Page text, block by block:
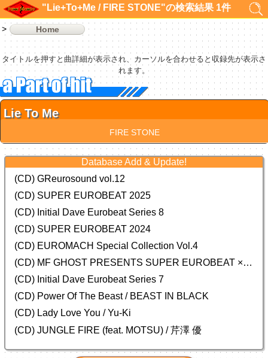
"Lie+To+Me / FIRE STONE"の検索結果 1件
Home
タイトルを押すと曲詳細が表示され、カーソルを合わせると収録先が表示さ
れます。
Lie To Me
FIRE STONE
Database Add & Update!
(CD) GReurosound vol.12
(CD) SUPER EUROBEAT 2025
(CD) Initial Dave Eurobeat Series 8
(CD) SUPER EUROBEAT 2024
(CD) EUROMACH Special Collection Vol.4
(CD) MF GHOST PRESENTS SUPER EUROBEAT × ORIGINAL SOUNDTRACK NEW COLLECTION
(CD) Initial Dave Eurobeat Series 7
(CD) Power Of The Beast / BEAST IN BLACK
(CD) Lady Love You / Yu-Ki
(CD) JUNGLE FIRE (feat. MOTSU) / 芹澤 優